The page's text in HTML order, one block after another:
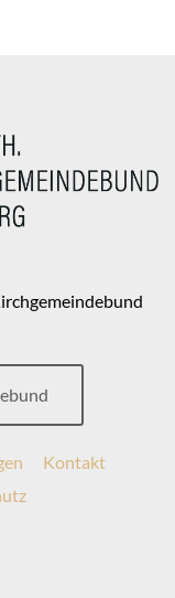
Kontakt